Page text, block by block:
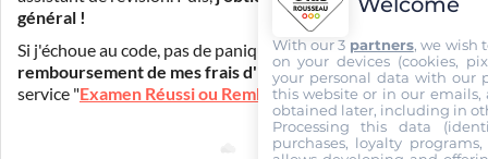
général !
Si j'échoue au code, pas de panique ! Je peux bénéficier du
remboursement de mes frais d'inscription(30€) grâce au
service "Examen Réussi ou Remboursé".
With our 3 partners, we wish
on your devices (cookies,
your personal data with our
this website or in our emails,
obtained later, including in
Processing this data
purchases, loyalty